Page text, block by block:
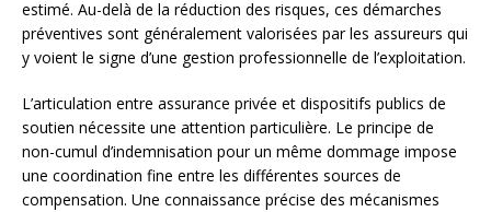
estimé. Au-delà de la réduction des risques, ces démarches
préventives sont généralement valorisées par les assureurs qui
y voient le signe d’une gestion professionnelle de l’exploitation.
L’articulation entre assurance privée et dispositifs publics de
soutien nécessite une attention particulière. Le principe de
non-cumul d’indemnisation pour un même dommage impose
une coordination fine entre les différentes sources de
compensation. Une connaissance précise des mécanismes